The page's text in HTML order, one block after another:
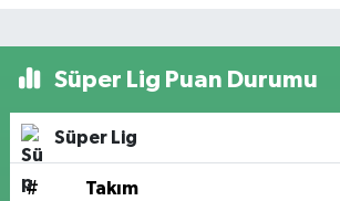
Süper Lig Puan Durumu
Süper Lig
# Takım